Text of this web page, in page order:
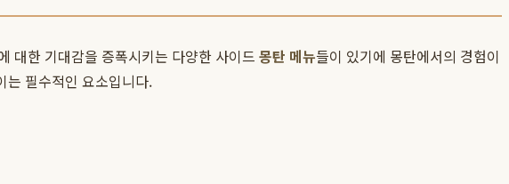
대한 기대감을 증폭시키는 다양한 사이드 몽탄 메뉴들이 있기에 몽탄에서의 경험이
는 필수적인 요소입니다.